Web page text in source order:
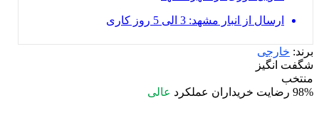
ارسال از انبار مشهد: 3 الی 5 روز کاری
برند: خارجی
شگفت انگیز
منتخب
98% رضایت خریداران عملکرد عالی